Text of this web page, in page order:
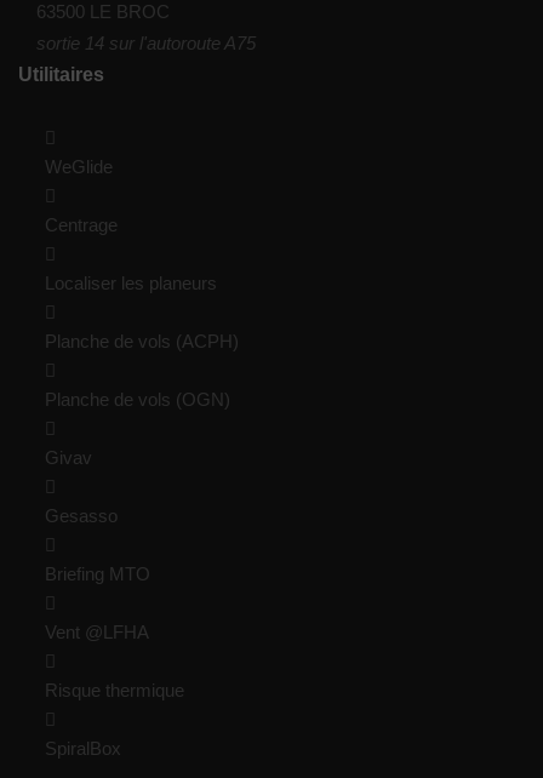
63500 LE BROC
sortie 14 sur l'autoroute A75
Utilitaires
WeGlide
Centrage
Localiser les planeurs
Planche de vols (ACPH)
Planche de vols (OGN)
Givav
Gesasso
Briefing MTO
Vent @LFHA
Risque thermique
SpiralBox